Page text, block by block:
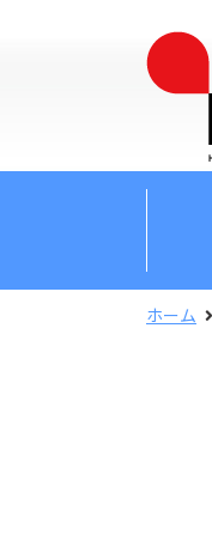
ホーム